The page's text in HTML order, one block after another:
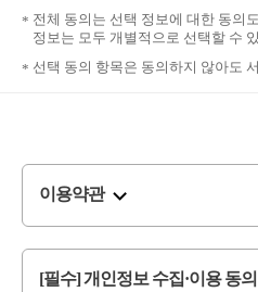
전체 동의는 선택 정보에 대한 동의
정보는 모두 개별적으로 선택할 수
선택 동의 항목은 동의하지 않아도
이용약관
[필수] 개인정보 수집·이용 동의